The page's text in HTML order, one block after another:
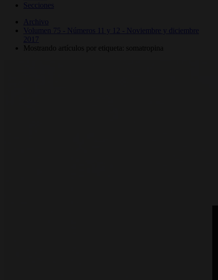
Secciones
Archivo
Volumen 75 - Números 11 y 12 - Noviembre y diciembre
2017
Mostrando artículos por etiqueta: somatropina